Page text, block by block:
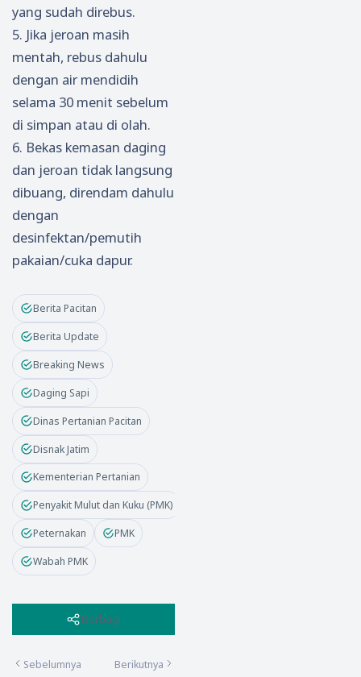
yang sudah direbus.
5. Jika jeroan masih
mentah, rebus dahulu
dengan air mendidih
selama 30 menit sebelum
di simpan atau di olah.
6. Bekas kemasan daging
dan jeroan tidak langsung
dibuang, direndam dahulu
dengan
desinfektan/pemutih
pakaian/cuka dapur.
Berita Pacitan
Berita Update
Breaking News
Daging Sapi
Dinas Pertanian Pacitan
Disnak Jatim
Kementerian Pertanian
Penyakit Mulut dan Kuku (PMK)
Peternakan PMK
Wabah PMK
Berbagi
Sebelumnya Berikutnya